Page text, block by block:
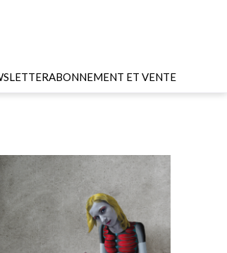
ABONNEMENT ET VENTE